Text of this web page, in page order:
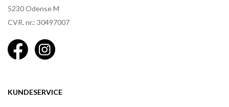
5230 Odense M
CVR. nr.: 30497007
KUNDESERVICE